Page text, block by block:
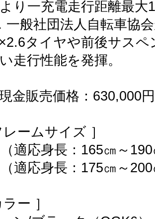
り一充電走行距離最
般社団法人自転車協
タイヤや前後サス
走行性能を発揮。
金販売価格：630,000
レームサイズ ］
適応身長：165㎝～
適応身長：175㎝～
ラー ］